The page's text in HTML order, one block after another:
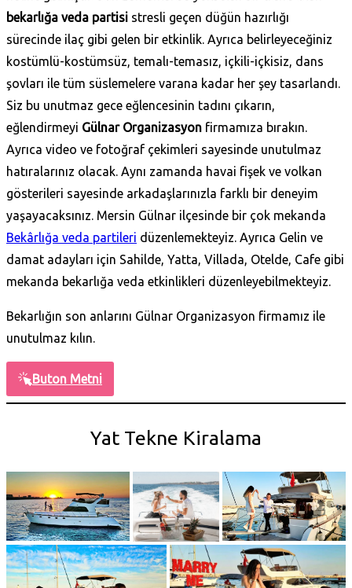
bekarlığa veda partisi stresli geçen düğün hazırlığı
sürecinde ilaç gibi gelen bir etkinlik. Ayrıca belirleyeceğiniz
kostümlü-kostümsüz, temalı-temasız, içkili-içkisiz, dans
şovları ile tüm süslemelere varana kadar her şey tasarlandı.
Siz bu unutmaz gece eğlencesinin tadını çıkarın,
eğlendirmeyi Gülnar Organizasyon firmamıza bırakın.
Ayrıca video ve fotoğraf çekimleri sayesinde unutulmaz
hatıralarınız olacak. Aynı zamanda havai fişek ve volkan
gösterileri sayesinde arkadaşlarınızla farklı bir deneyim
yaşayacaksınız. Mersin Gülnar ilçesinde bir çok mekanda
Bekârlığa veda partileri düzenlemekteyiz. Ayrıca Gelin ve
damat adayları için Sahilde, Yatta, Villada, Otelde, Cafe gibi
mekanda bekarlığa veda etkinlikleri düzenleyebilmekteyiz.
Bekarlığın son anlarını Gülnar Organizasyon firmamız ile
unutulmaz kılın.
Buton Metni
Yat Tekne Kiralama